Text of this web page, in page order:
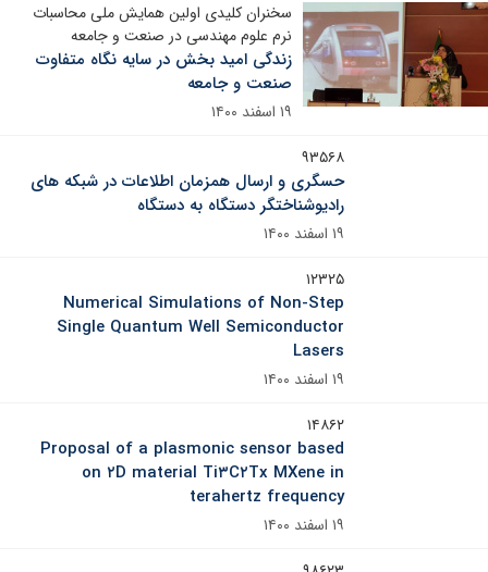
سخنران کلیدی اولین همایش ملی محاسبات
نرم علوم مهندسی در صنعت و جامعه
زندگی امید بخش در سایه نگاه متفاوت
صنعت و جامعه
۱۹ اسفند ۱۴۰۰
۹۳۵۶۸
حسگری و ارسال همزمان اطلاعات در شبکه های
رادیوشناختگر دستگاه به دستگاه
۱۹ اسفند ۱۴۰۰
۱۲۳۲۵
Numerical Simulations of Non-Step
Single Quantum Well Semiconductor
Lasers
۱۹ اسفند ۱۴۰۰
۱۴۸۶۲
Proposal of a plasmonic sensor based
on ۲D material Ti۳C۲Tx MXene in
terahertz frequency
۱۹ اسفند ۱۴۰۰